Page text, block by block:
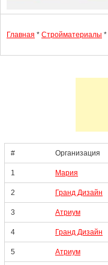
Главная * Стройматериалы *
# Организация
1 Мария
2 Гранд Дизайн
3 Атриум
4 Гранд Дизайн
5 Атриум